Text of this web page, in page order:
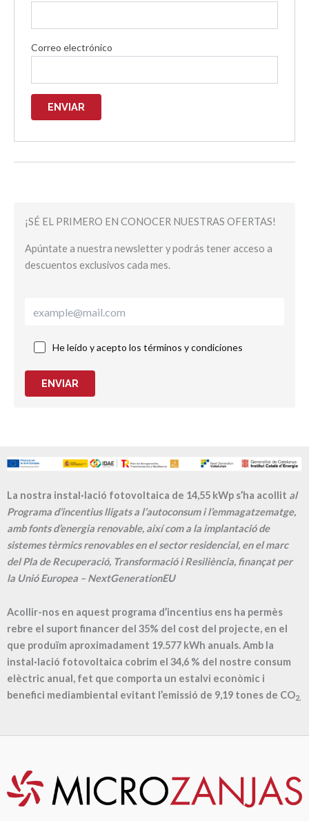
Correo electrónico
¡SÉ EL PRIMERO EN CONOCER NUESTRAS OFERTAS!
Apúntate a nuestra newsletter y podrás tener acceso a
descuentos exclusivos cada mes.
He leído y acepto los términos y condiciones
ENVIAR
La nostra instal·lació fotovoltaica de 14,55 kWp s’ha acollit al
Programa d’incentius lligats a l’autoconsum i l’emmagatzematge,
amb fonts d’energia renovable, així com a la implantació de
sistemes tèrmics renovables en el sector residencial, en el marc
del Pla de Recuperació, Transformació i Resiliència, finançat per
la Unió Europea – NextGenerationEU
Acollir-nos en aquest programa d’incentius ens ha permès
rebre el suport financer del 35% del cost del projecte, en el
que produïm aproximadament 19.577 kWh anuals. Amb la
instal·lació fotovoltaica cobrim el 34,6 % del nostre consum
elèctric anual, fet que comporta un estalvi econòmic i
benefici mediambiental evitant l’emissió de 9,19 tones de CO2.